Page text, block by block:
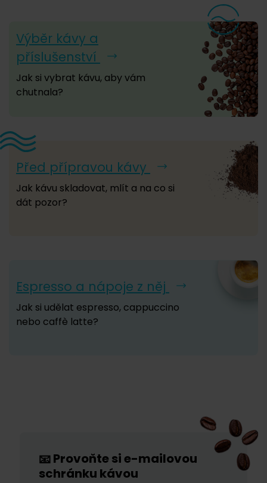
Výběr kávy a
příslušenství
Jak si vybrat kávu, aby vám
chutnala?
Před přípravou kávy
Jak kávu skladovat, mlít a na co si
dát pozor?
Espresso a nápoje z něj
Jak si udělat espresso, cappuccino
nebo caffè latte?
📧Provoňte si e-mailovou
schránku kávou